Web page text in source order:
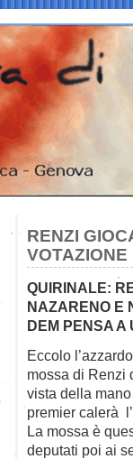
RENZI
VOTAZIONE
QUIRINALE:
NAZARENO E
DEM PENSA A
Eccolo
mossa di Renzi
vista della
premier calerà
La mossa è
deputati poi ai